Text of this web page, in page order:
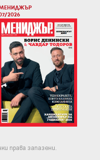
2026
права запазени.